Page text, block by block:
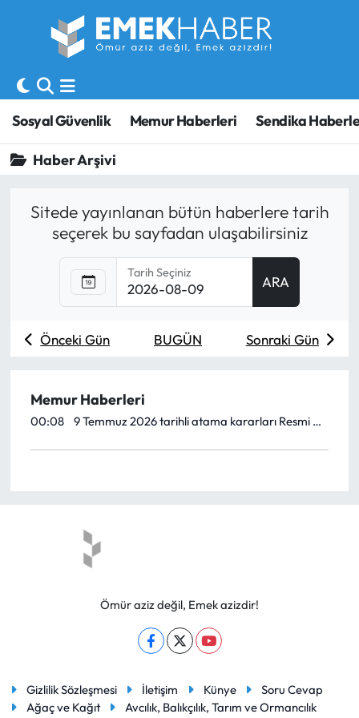
Sosyal Güvenlik Memur Haberleri Sendika
Haber Arşivi
Sitede yayınlanan bütün haberlere tarih
seçerek bu sayfadan ulaşabilirsiniz
Tarih Seçiniz
ARA
Önceki Gün BUGÜN Sonraki Gün
Memur Haberleri
00:08 9 Temmuz 2026 tarihli atama kararları Resmi Gazete'de yayımlandı
Ömür aziz değil, Emek azizdir!
Gizlilik Sözleşmesi İletişim Künye
Soru Cevap
Ağaç ve Kağıt
Avcılık, Balıkçılık, Tarım ve Ormancılık
Sosyal Güvenlik
Sendika
SORU-CEVAP
Memur
Emekli
İşveren
İş Fırsatları
Araştırma-Rapor
Hava Durumu
Trafik Durumu
Süper Lig Puan Durumu ve Fikstür
Son Dakika Haberleri
Haber Arşivi